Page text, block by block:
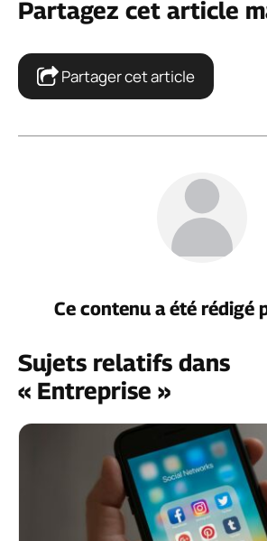
Partagez cet article
Partager cet article
Ce contenu a été rédigé
Sujets relatifs dans
« Entreprise »